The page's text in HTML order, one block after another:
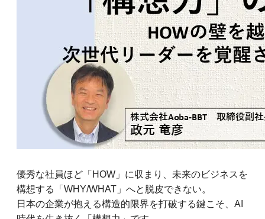
優秀な社員ほど「HOW」に収まり、未来のビジネスを
構想する「WHY/WHAT」へと脱皮できない。
日本の企業が抱える構造的限界を打破する鍵こそ、AI